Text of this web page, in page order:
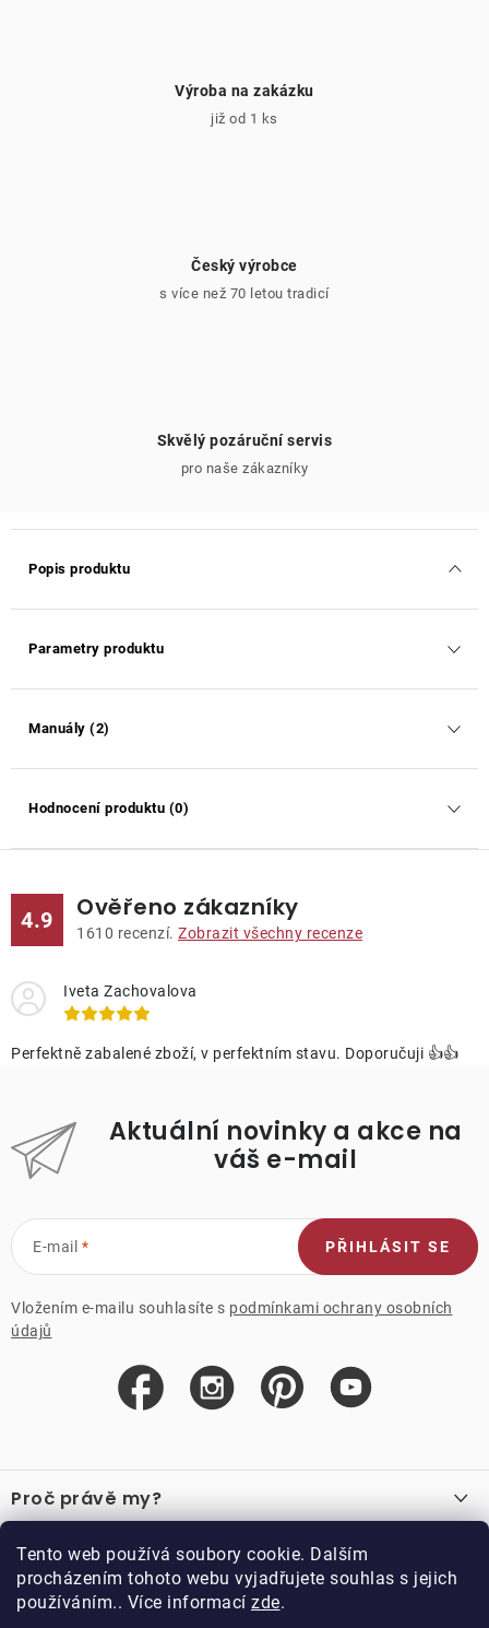
Tento web používá soubory cookie. Dalším
procházením tohoto webu vyjadřujete souhlas s jejich
používáním.. Více informací zde.
Výroba na zakázku
již od 1 ks
Český výrobce
s více než 70 letou tradicí
Skvělý pozáruční servis
pro naše zákazníky
Popis produktu
Parametry produktu
Manuály (2)
Hodnocení produktu (0)
4.9 Ověřeno zákazníky
1610 recenzí. Zobrazit všechny recenze
Iveta Zachovalova
Perfektně zabalené zboží, v perfektním stavu. Doporučuji 👍👍
Aktuální novinky a akce na
váš e-mail
E-mail
Vložením e-mailu souhlasíte s podmínkami ochrany osobních
údajů
PŘIHLÁSIT SE
á
p
a
Proč právě my?
Recenze
Důležité odkazy
Velkoobchod
Vzorková prodejna
O nákupu